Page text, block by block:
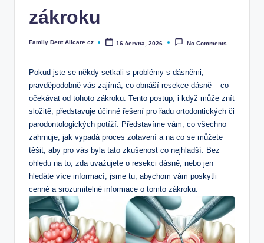
zákroku
Posted
Family Dent Allcare.cz 16 června, 2026 No Comments
Pokud jste se někdy setkali s problémy s dásněmi,
pravděpodobně vás zajímá, co obnáší resekce dásně – co
očekávat od tohoto zákroku. Tento postup, i když může znít
složitě, představuje účinné řešení pro řadu ortodontických či
parodontologických potíží. Představíme vám, co všechno
zahrnuje, jak vypadá proces zotavení a na co se můžete
těšit, aby pro vás byla tato zkušenost co nejhladší. Bez
ohledu na to, zda uvažujete o resekci dásně, nebo jen
hledáte více informací, jsme tu, abychom vám poskytli
cenné a srozumitelné informace o tomto zákroku.